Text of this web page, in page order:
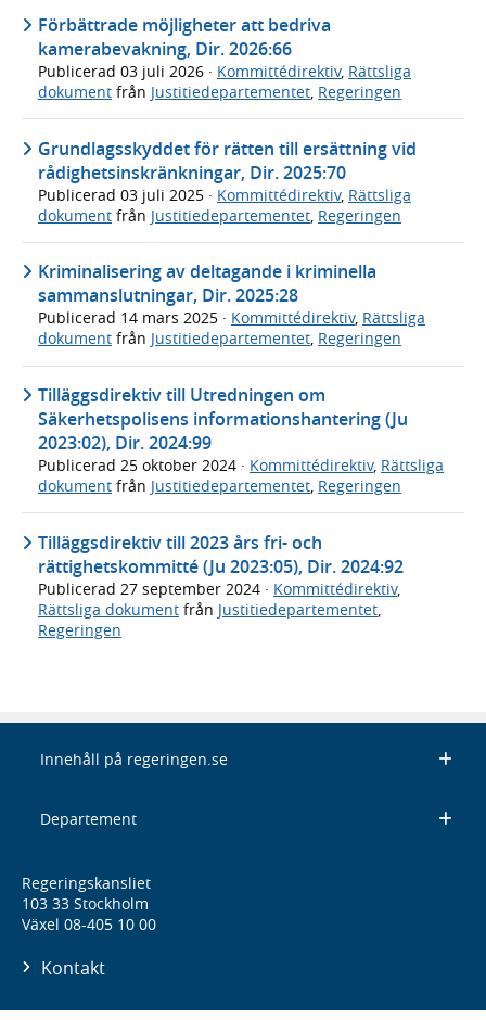
Förbättrade möjligheter att bedriva
kamerabevakning, Dir. 2026:66
Publicerad 03 juli 2026 · Kommittédirektiv, Rättsliga
dokument från Justitiedepartementet, Regeringen
Grundlagsskyddet för rätten till ersättning vid
rådighetsinskränkningar, Dir. 2025:70
Publicerad 03 juli 2025 · Kommittédirektiv, Rättsliga
dokument från Justitiedepartementet Regeringen
Kriminalisering av deltagande i kriminella
sammanslutningar, Dir. 2025:28
Publicerad 14 mars 2025 · Kommittédirektiv, Rättsliga
dokument från Justitiedepartementet, Regeringen
Tilläggsdirektiv till Utredningen om
Säkerhetspolisens informationshantering (Ju
2023:02), Dir. 2024:99
Publicerad 25 oktober 2024 · Kommittédirektiv, Rättsliga
dokument från Justitiedepartementet, Regeringen
Tilläggsdirektiv till 2023 års fri- och
rättighetskommitté (Ju 2023:05), Dir. 2024:92
Publicerad 27 september 2024 · Kommittédirektiv,
Rättsliga dokument från Justitiedepartementet
Regeringen
Innehåll på regeringen.se
Departement
Regeringskansliet
103 33 Stockholm
Växel 08-405 10 00
Kontakt